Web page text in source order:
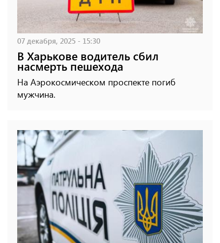
07 декабря, 2025 - 15:30
В Харькове водитель сбил
насмерть пешехода
На Аэрокосмическом проспекте погиб
мужчина.